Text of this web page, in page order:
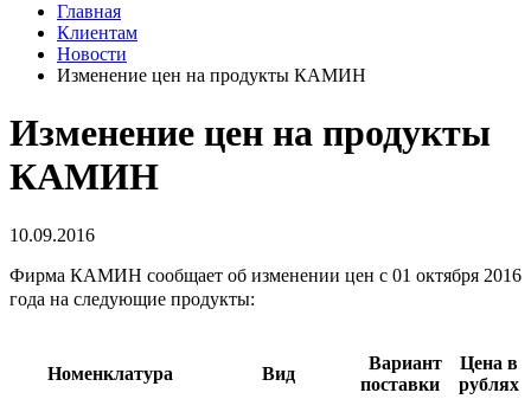
Главная
Клиентам
Новости
Изменение цен на продукты КАМИН
Изменение цен на продукты
КАМИН
10.09.2016
Фирма КАМИН сообщает об изменении цен с 01 октября 2016
года на следующие продукты:
Номенклатура Вид
Вариант
поставки
Цена в
рублях